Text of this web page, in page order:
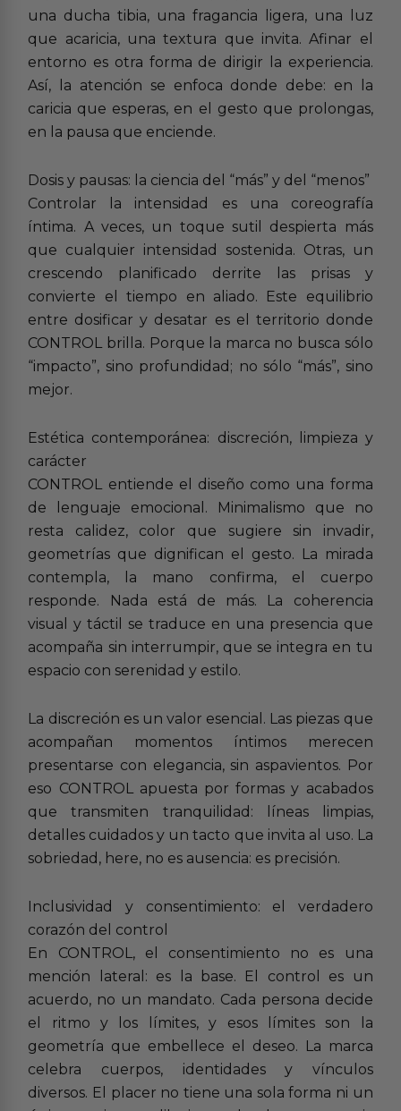
una ducha tibia, una fragancia ligera, una luz
que acaricia, una textura que invita. Afinar el
entorno es otra forma de dirigir la experiencia.
Así, la atención se enfoca donde debe: en la
caricia que esperas, en el gesto que prolongas,
en la pausa que enciende.
Dosis y pausas: la ciencia del “más” y del “menos”
Controlar la intensidad es una coreografía
íntima. A veces, un toque sutil despierta más
que cualquier intensidad sostenida. Otras, un
crescendo planificado derrite las prisas y
convierte el tiempo en aliado. Este equilibrio
entre dosificar y desatar es el territorio donde
CONTROL brilla. Porque la marca no busca sólo
“impacto”, sino profundidad; no sólo “más”, sino
mejor.
Estética contemporánea: discreción, limpieza y
carácter
CONTROL entiende el diseño como una forma
de lenguaje emocional. Minimalismo que no
resta calidez, color que sugiere sin invadir,
geometrías que dignifican el gesto. La mirada
contempla, la mano confirma, el cuerpo
responde. Nada está de más. La coherencia
visual y táctil se traduce en una presencia que
acompaña sin interrumpir, que se integra en tu
espacio con serenidad y estilo.
La discreción es un valor esencial. Las piezas que
acompañan momentos íntimos merecen
presentarse con elegancia, sin aspavientos. Por
eso CONTROL apuesta por formas y acabados
que transmiten tranquilidad: líneas limpias,
detalles cuidados y un tacto que invita al uso. La
sobriedad, here, no es ausencia: es precisión.
Inclusividad y consentimiento: el verdadero
corazón del control
En CONTROL, el consentimiento no es una
mención lateral: es la base. El control es un
acuerdo, no un mandato. Cada persona decide
el ritmo y los límites, y esos límites son la
geometría que embellece el deseo. La marca
celebra cuerpos, identidades y vínculos
diversos. El placer no tiene una sola forma ni un